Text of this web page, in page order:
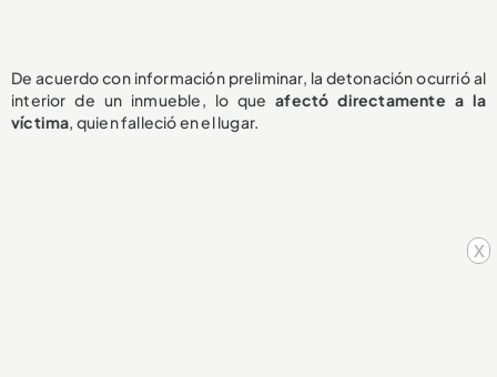
x
De acuerdo con información preliminar, la detonación ocurrió al
interior de un inmueble, lo queafectó directamente a la
víctima , quien falleció en el lugar.